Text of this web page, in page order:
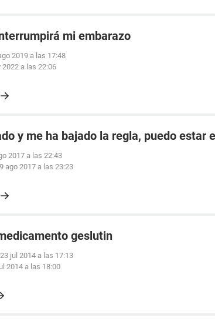
mi embarazo
2019 a las 17:48
2022 a las 22:06
y me ha bajado la regla, puedo estar
2017 a las 22:43
ago 2017 a las 23:23
geslutin
23 jul 2014 a las 17:13
2014 a las 18:00